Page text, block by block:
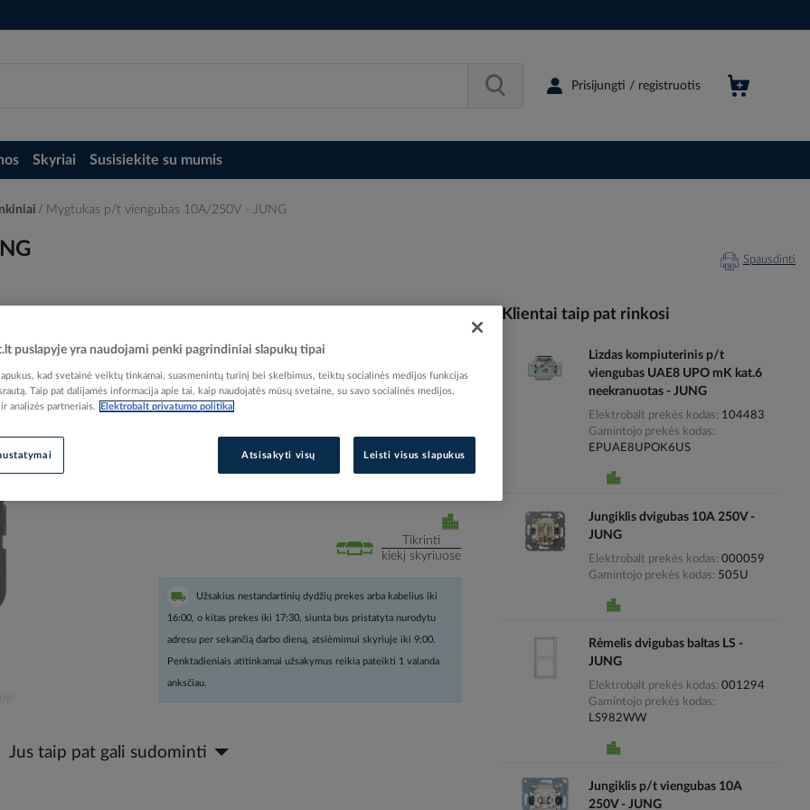
Prisijungti / registruotis
Skyriai Susisiekite su mumis
Mygtukas p/t viengubas 10A/250V - JUNG
Spausdinti
Elektrobalt prekės kodas
EAN kodas
4011377272903
Gamintojo prekės kodas
531U
Prisijunkite, norėdami pamatyti kainas
Tikrinti
kiekį skyriuose
Užsakius nestandartinių dydžių prekes arba kabelius iki
16:00, o kitas prekes iki 17:30, siunta bus pristatyta nurodytu
adresu per sekančią darbo dieną, atsiėmimui skyriuje iki 9:00.
Penktadieniais atitinkamai užsakymus reikia pateikti 1 valanda
anksčiau.
Jus taip pat gali sudominti
Klientai taip pat rinkosi
Lizdas kompiuterinis p/t
viengubas UAE8 UPO mK kat.6
neekranuotas - JUNG
Elektrobalt prekės kodas
104483
Gamintojo prekės kodas
EPUAE8UPOK6US
Jungiklis dvigubas 10A 250V -
JUNG
Elektrobalt prekės kodas 000059
Gamintojo prekės kodas
505U
Rėmelis dvigubas baltas LS -
JUNG
Elektrobalt prekės kodas 001294
Gamintojo prekės kodas
LS982WW
Jungiklis p/t viengubas 10A
250V - JUNG
puslapyje yra naudojami penki pagrindiniai slapukų tipai
kad svetainė veiktų tinkamai, suasmenintų turinį bei skelbimus, teiktų socialinės medijos funkcijas
Taip pat dalijamės informacija apie tai, kaip naudojatės mūsų svetaine, su savo socialinės medijos,
analizės partneriais.
Elektrobalt privatumo politika
Atsisakyti visų Leisti visus slapukus